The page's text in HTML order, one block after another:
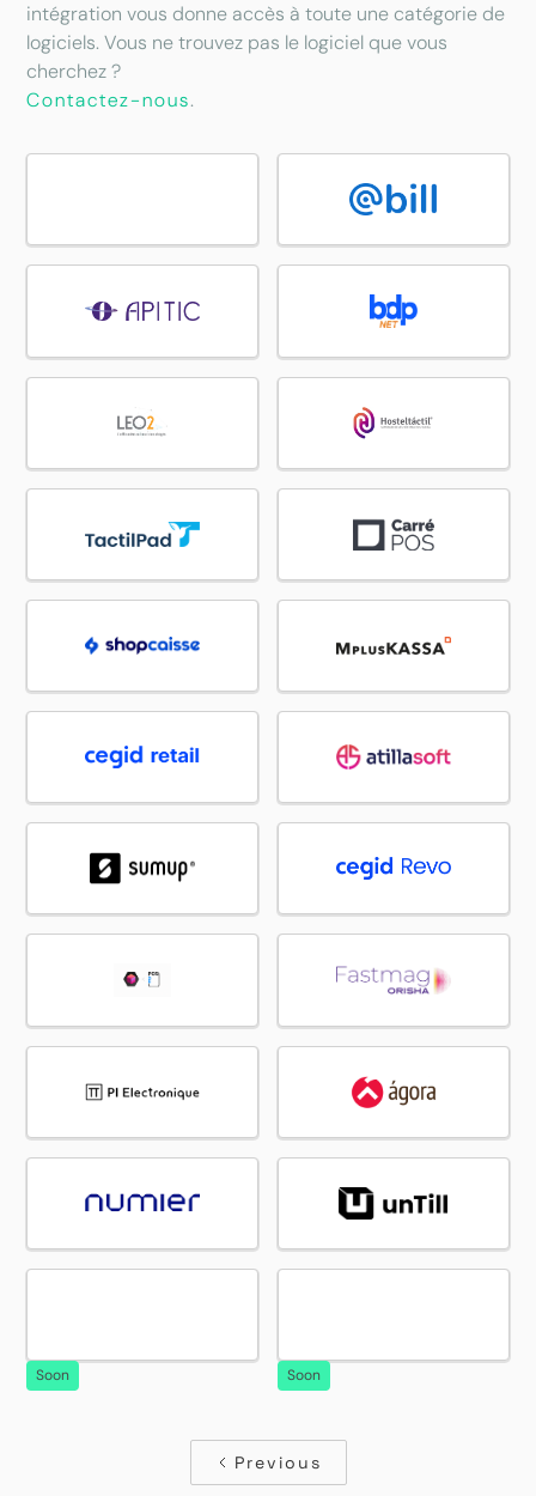
intégration vous donne accès à toute une catégorie de
logiciels. Vous ne trouvez pas le logiciel que vous
cherchez ?
Contactez-nous.
Soon Soon
Previous